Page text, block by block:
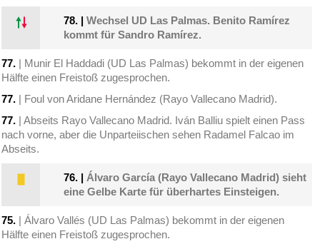
78. |Wechsel UD Las Palmas. Benito Ramírez
kommt für Sandro Ramírez.
77. | Munir El Haddadi (UD Las Palmas) bekommt in der eigenen
Hälfte einen Freistoß zugesprochen.
77. | Foul von Aridane Hernández (Rayo Vallecano Madrid).
77. | Abseits Rayo Vallecano Madrid. Iván Balliu spielt einen Pass
nach vorne, aber die Unparteiischen sehen Radamel Falcao im
Abseits.
76. | Álvaro García (Rayo Vallecano Madrid) sieht
eine Gelbe Karte für überhartes Einsteigen.
75. | Álvaro Vallés (UD Las Palmas) bekommt in der eigenen
Hälfte einen Freistoß zugesprochen.